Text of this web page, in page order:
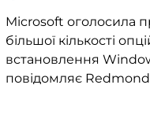
Microsoft оголосила
більшої кількості
встановлення
повідомляє